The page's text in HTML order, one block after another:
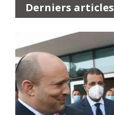
Derniers articles